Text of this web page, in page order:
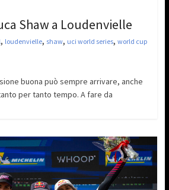
Shaw a Loudenvielle
, loudenvielle, shaw, uci world series, world cup
buona può sempre arrivare, anche
per tanto tempo. A fare da